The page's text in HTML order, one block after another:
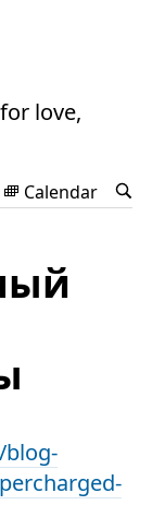
love,
Calendar